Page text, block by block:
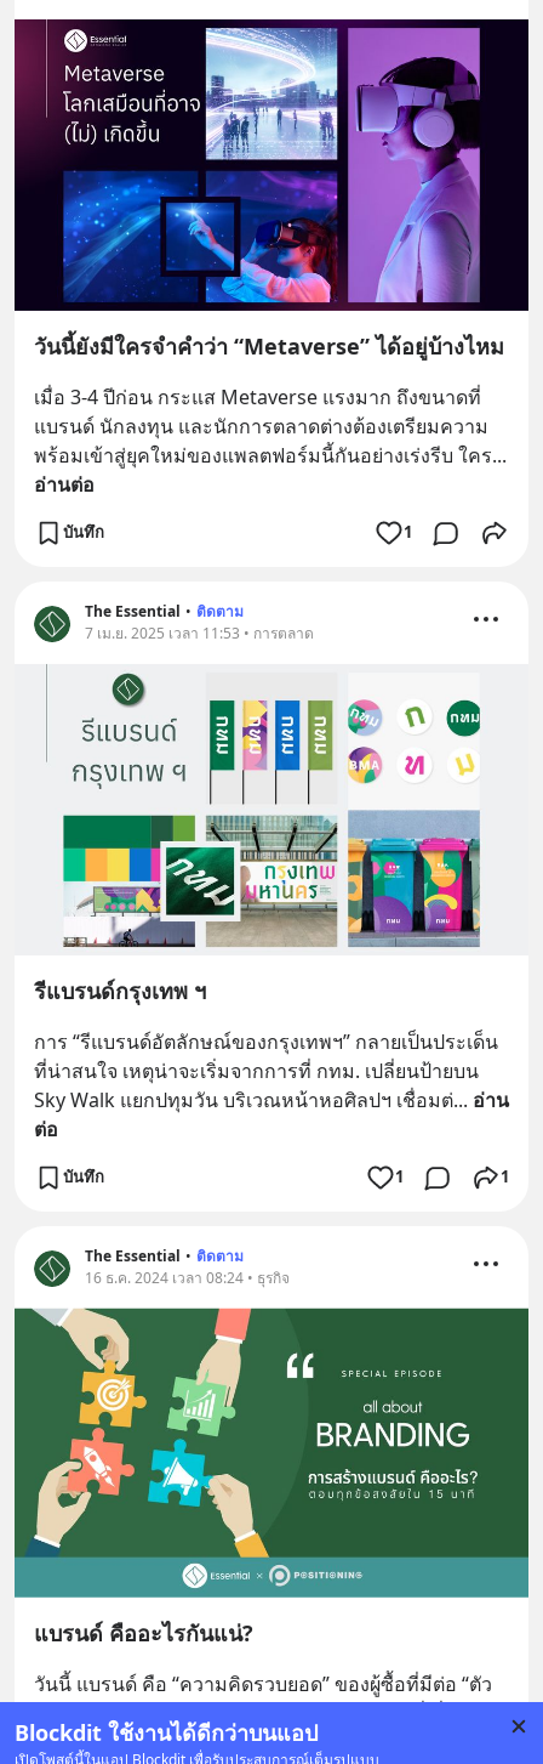
Blockdit ใช้งานได้ดีกว่าบนแอป
เปิดโพสต์นี้ในแอป Blockdit เพื่อรับประสบการณ์เต็มรูปแบบ
วันนี้ยังมีใครจำคำว่า “Metaverse” ได้อยู่บ้างไหม
เมื่อ 3-4 ปีก่อน กระแส Metaverse แรงมาก ถึงขนาดที่
แบรนด์ นักลงทุน และนักการตลาดต่างต้องเตรียมความ
พร้อมเข้าสู่ยุคใหม่ของแพลตฟอร์มนี้กันอย่างเร่งรีบ ใคร
อ่านต่อ
บันทึก 1
The Essential • ติดตาม
7 เม.ย. 2025 เวลา 11:53 • การตลาด
รีแบรนด์กรุงเทพ ฯ
การ “รีแบรนด์อัตลักษณ์ของกรุงเทพฯ” กลายเป็นประเด็น
ที่น่าสนใจ เหตุน่าจะเริ่มจากการที่ กทม. เปลี่ยนป้ายบน
Sky Walk แยกปทุมวัน บริเวณหน้าหอศิลปฯ เชื่อมต่... อ่าน
ต่อ
บันทึก 1 1
The Essential • ติดตาม
16 ธ.ค. 2024 เวลา 08:24 • ธุรกิจ
แบรนด์ คืออะไรกันแน่?
วันนี้ แบรนด์ คือ “ความคิดรวบยอด” ของผู้ซื้อที่มีต่อ “ตัว
งอื่นๆด้วยทั้งหมด... อ่านต่อ